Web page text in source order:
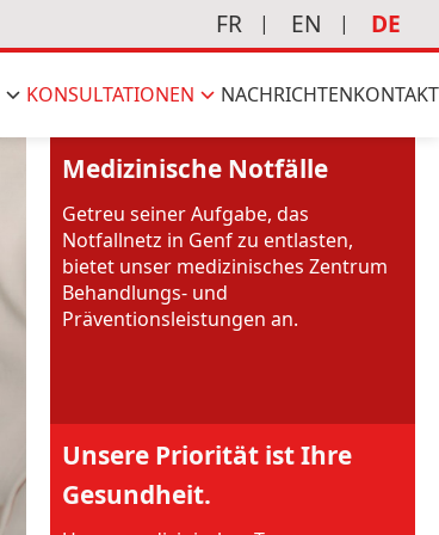
FR EN DE
KONSULTATIONEN NACHRICHTENKONTAKT
Medizinische Notfälle
Getreu seiner Aufgabe, das
Notfallnetz in Genf zu entlasten,
bietet unser medizinisches Zentrum
Behandlungs- und
Präventionsleistungen an.
Unsere Priorität ist Ihre
Gesundheit.